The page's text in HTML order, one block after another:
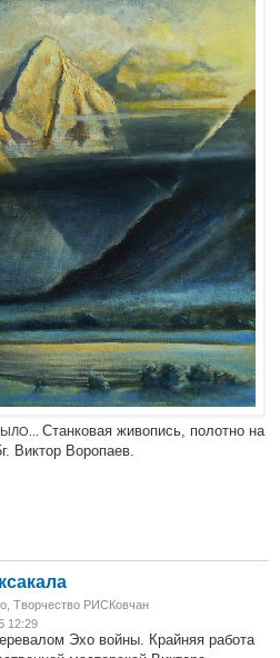
Станковая живопись, полотно на
Виктор Воропаев.
Творчество РИСКовчан
12:29
Эхо войны. Крайняя работа